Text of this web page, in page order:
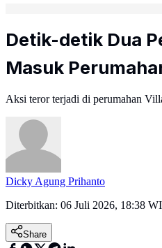
Detik-detik Dua
Masuk
Aksi teror terjadi di perumahan
Dicky Agung Prihanto
Diterbitkan: 06 Juli 2026, 18:38
Share